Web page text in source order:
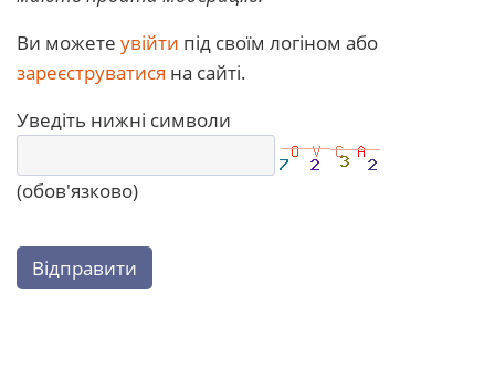
Ви можете увійти під своїм логіном або
зареєструватися на сайті.
Уведіть нижні символи
(обов'язково)
Відправити